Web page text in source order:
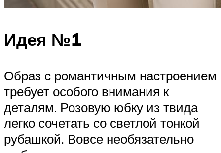
Идея №1
Образ с романтичным настроением
требует особого внимания к
деталям. Розовую юбку из твида
легко сочетать со светлой тонкой
рубашкой. Вовсе необязательно